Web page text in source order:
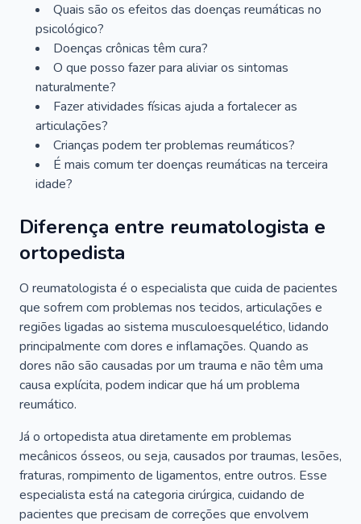
Quais são os efeitos das doenças reumáticas no
psicológico?
Doenças crônicas têm cura?
O que posso fazer para aliviar os sintomas
naturalmente?
Fazer atividades físicas ajuda a fortalecer as
articulações?
Crianças podem ter problemas reumáticos?
É mais comum ter doenças reumáticas na terceira
idade?
Diferença entre reumatologista e
ortopedista
O reumatologista é o especialista que cuida de pacientes
que sofrem com problemas nos tecidos, articulações e
regiões ligadas ao sistema musculoesquelético, lidando
principalmente com dores e inflamações. Quando as
dores não são causadas por um trauma e não têm uma
causa explícita, podem indicar que há um problema
reumático.
Já o ortopedista atua diretamente em problemas
mecânicos ósseos, ou seja, causados por traumas, lesões,
fraturas, rompimento de ligamentos, entre outros. Esse
especialista está na categoria cirúrgica, cuidando de
pacientes que precisam de correções que envolvem